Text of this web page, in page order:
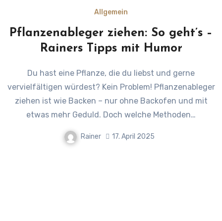
Allgemein
Pflanzenableger ziehen: So geht’s –
Rainers Tipps mit Humor
Du hast eine Pflanze, die du liebst und gerne
vervielfältigen würdest? Kein Problem! Pflanzenableger
ziehen ist wie Backen – nur ohne Backofen und mit
etwas mehr Geduld. Doch welche Methoden…
Rainer 17. April 2025